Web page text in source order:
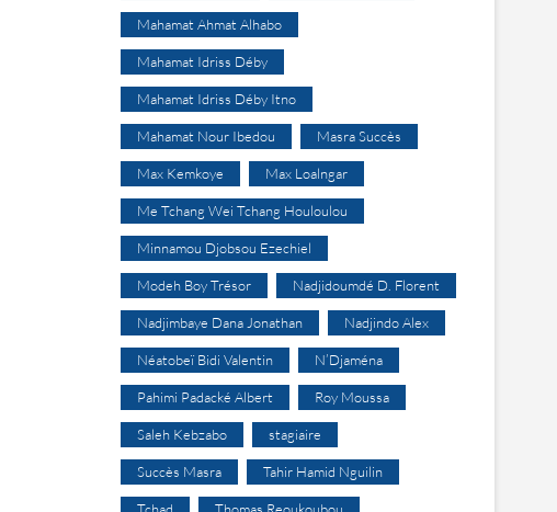
Mahamat Ahmat Alhabo
Mahamat Idriss Déby
Mahamat Idriss Déby Itno
Mahamat Nour Ibedou Masra Succès
Max Kemkoye Max Loalngar
Me Tchang Wei Tchang Houloulou
Minnamou Djobsou Ezechiel
Modeh Boy Trésor Nadjidoumdé D. Florent
Nadjimbaye Dana Jonathan Nadjindo Alex
Néatobeï Bidi Valentin N’Djaména
Pahimi Padacké Albert Roy Moussa
Saleh Kebzabo stagiaire
Succès Masra Tahir Hamid Nguilin